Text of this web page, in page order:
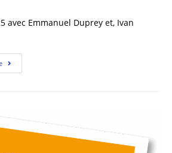
avec Emmanuel Duprey et, Ivan